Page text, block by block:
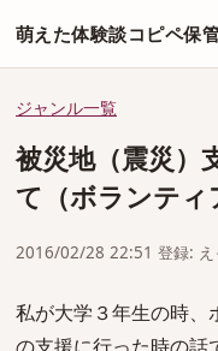
萌えた体験談コピペ保
ジャンル一覧
被災地（震災）
て（ボランティ
2016/02/28 22:51 登録: え
私が大学３年生の時、